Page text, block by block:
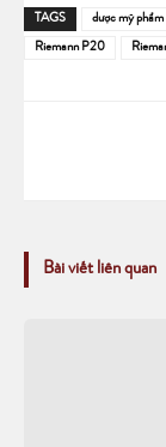
TAGS dược mỹ phẩm
Riemann P20
Bài viết liên quan